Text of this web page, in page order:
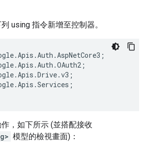
using 指令新增至控制器。
，如下所示 (並搭配接收
模型的檢視畫面)：